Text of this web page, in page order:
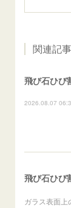
関連記事
2026.08.07
ガラス表面上